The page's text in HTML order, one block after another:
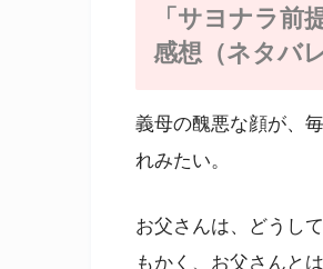
「サヨナラ前
感想（ネタバ
義母の醜悪な顔が、
れみたい。
お父さんは、どうし
もかく、お父さんと